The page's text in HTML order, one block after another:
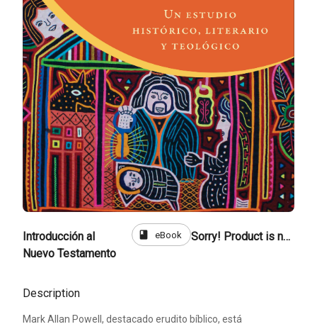
Introducción al
Nuevo Testamento
book eBook Sorry! Product is not for sale
Description
Mark Allan Powell, destacado erudito bíblico, está